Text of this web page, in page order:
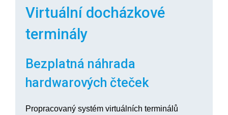
Virtuální docházkové
terminály
Bezplatná náhrada
hardwarových čteček
Propracovaný systém virtuálních terminálů